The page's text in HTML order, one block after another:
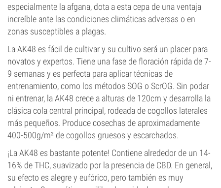
especialmente la afgana, dota a esta cepa de una ventaja
increíble ante las condiciones climáticas adversas o en
zonas susceptibles a plagas.
La AK48 es fácil de cultivar y su cultivo será un placer para
novatos y expertos. Tiene una fase de floración rápida de 7-
9 semanas y es perfecta para aplicar técnicas de
entrenamiento, como los métodos SOG o ScrOG. Sin podar
ni entrenar, la AK48 crece a alturas de 120cm y desarrolla la
clásica cola central principal, rodeada de cogollos laterales
más pequeños. Produce cosechas de aproximadamente
400-500g/m² de cogollos gruesos y escarchados.
¡La AK48 es bastante potente! Contiene alrededor de un 14-
16% de THC, suavizado por la presencia de CBD. En general,
su efecto es alegre y eufórico, pero también es muy